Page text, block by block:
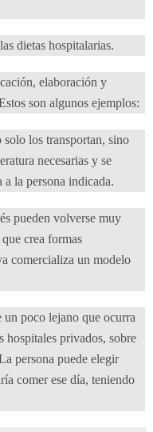
dietas hospitalarias.
elaboración y
son algunos ejemplos:
solo los transportan, sino
necesarias y se
a la persona indicada.
pueden volverse muy
crea formas
comercializa un modelo
un poco lejano que ocurra
hospitales privados, sobre
persona puede elegir
comer ese día, teniendo